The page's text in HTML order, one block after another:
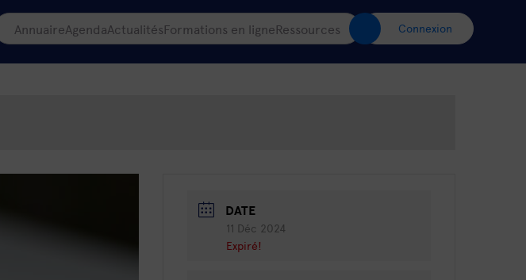
AnnuaireAgendaActualitésFormations en ligneRessources Connexion
DATE
11 Déc 2024
Expiré!